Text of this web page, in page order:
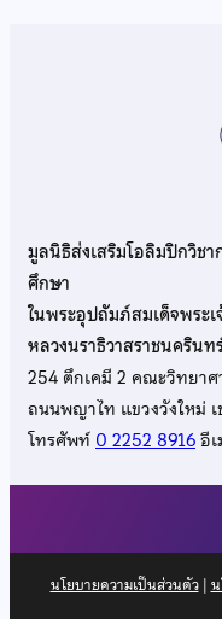
มูลนิธิส่งเสริมโอลิมปิกวิช
ศึกษา
ในพระอุปถัมภ์สมเด็จพระ
หลวงนราธิวาสราชนครินท
254 ตึกเคมี 2 คณะวิทยา
ถนนพญาไท แขวงวังใหม่
โทรศัพท์0 2252 8916อี
นโยบายความเป็นส่วนตัว|